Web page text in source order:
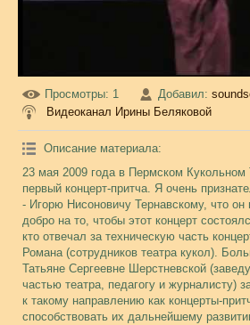
Просмотры: 1 Добавил:
Видеоканал Ирины Беляковой
Описание материала:
23 мая 2009 года в Пермском Кукольном
первый концерт-притча. Я очень
- Игорю Нисоновичу Тернавскому, что
добро на то, чтобы этот концерт
кто отвечал за техническую часть
Романа (сотрудников театра кукол).
Татьяне Сергеевне Шерстневской
частью театра, педагогу и журналисту)
к такому направлению как концерты-
способствовать их дальнейшему